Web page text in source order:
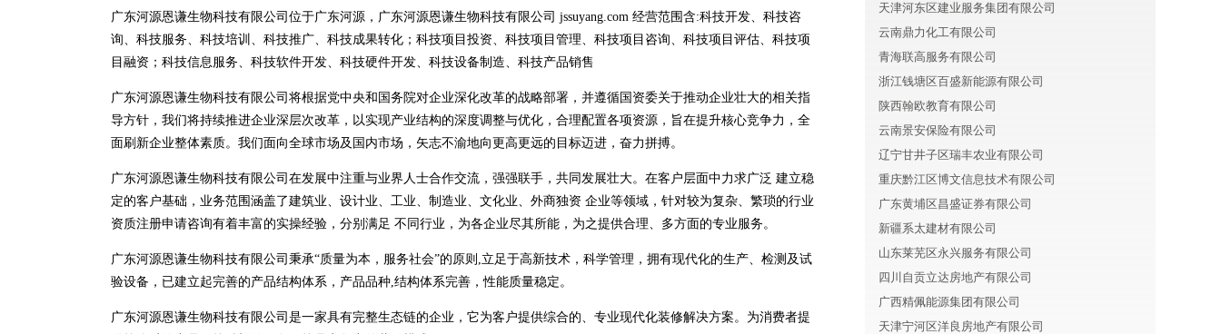
广东河源恩谦生物科技有限公司位于广东河源，广东河源恩谦生物科技有限公司 jssuyang.com 经营范围含:科技开发、科技咨
询、科技服务、科技培训、科技推广、科技成果转化；科技项目投资、科技项目管理、科技项目咨询、科技项目评估、科技项
目融资；科技信息服务、科技软件开发、科技硬件开发、科技设备制造、科技产品销售
广东河源恩谦生物科技有限公司将根据党中央和国务院对企业深化改革的战略部署，并遵循国资委关于推动企业壮大的相关指
导方针，我们将持续推进企业深层次改革，以实现产业结构的深度调整与优化，合理配置各项资源，旨在提升核心竞争力，全
面刷新企业整体素质。我们面向全球市场及国内市场，矢志不渝地向更高更远的目标迈进，奋力拼搏。
广东河源恩谦生物科技有限公司在发展中注重与业界人士合作交流，强强联手，共同发展壮大。在客户层面中力求广泛 建立稳
定的客户基础，业务范围涵盖了建筑业、设计业、工业、制造业、文化业、外商独资 企业等领域，针对较为复杂、繁琐的行业
资质注册申请咨询有着丰富的实操经验，分别满足 不同行业，为各企业尽其所能，为之提供合理、多方面的专业服务。
广东河源恩谦生物科技有限公司秉承“质量为本，服务社会”的原则,立足于高新技术，科学管理，拥有现代化的生产、检测及试
验设备，已建立起完善的产品结构体系，产品品种,结构体系完善，性能质量稳定。
广东河源恩谦生物科技有限公司是一家具有完整生态链的企业，它为客户提供综合的、专业现代化装修解决方案。为消费者提
天津河东区建业服务集团有限公司
云南鼎力化工有限公司
青海联高服务有限公司
浙江钱塘区百盛新能源有限公司
陕西翰欧教育有限公司
云南景安保险有限公司
辽宁甘井子区瑞丰农业有限公司
重庆黔江区博文信息技术有限公司
广东黄埔区昌盛证券有限公司
新疆系太建材有限公司
山东莱芜区永兴服务有限公司
四川自贡立达房地产有限公司
广西精佩能源集团有限公司
天津宁河区洋良房地产有限公司